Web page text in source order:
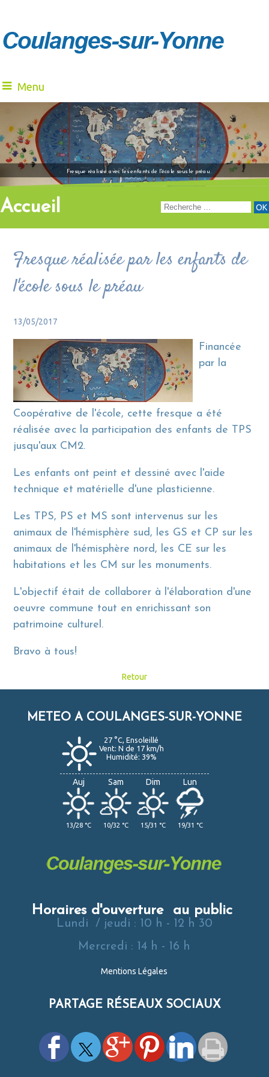
Menu
Fresque réalisée avec les enfants de l'école sous le préau
"Venez à notre
Accueil
Fresque réalisée par les enfants de
l'école sous le préau
13/05/2017
Financée
par la
Coopérative de l'école, cette fresque a été
réalisée avec la participation des enfants de TPS
jusqu'aux CM2.
Les enfants ont peint et dessiné avec l'aide
technique et matérielle d'une plasticienne.
Les TPS, PS et MS sont intervenus sur les
animaux de l'hémisphère sud, les GS et CP sur les
animaux de l'hémisphère nord, les CE sur les
habitations et les CM sur les monuments.
L'objectif était de collaborer à l'élaboration d'une
oeuvre commune tout en enrichissant son
patrimoine culturel.
Bravo à tous!
Retour
METEO A COULANGES-SUR-YONNE
27 °C, Ensoleillé
Vent: N de 17 km/h
Humidité: 39%
Auj
13/28 °C
Sam
10/32 °C
Dim
15/31 °C
Lun
19/31 °C
Horaires d'ouverture au public
Lundi / jeudi : 10 h - 12 h 30
Mercredi : 14 h - 16 h
Mentions Légales
PARTAGE RÉSEAUX SOCIAUX